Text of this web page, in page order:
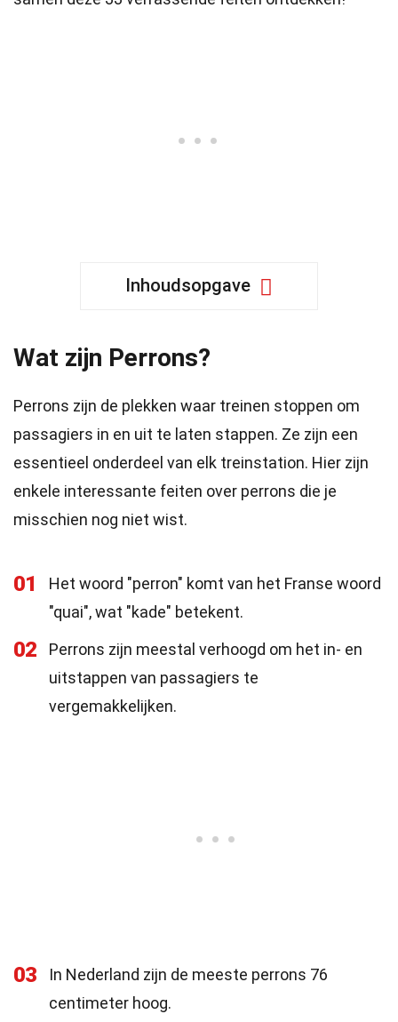
Inhoudsopgave
Wat zijn Perrons?
Perrons zijn de plekken waar treinen stoppen om
passagiers in en uit te laten stappen. Ze zijn een
essentieel onderdeel van elk treinstation. Hier zijn
enkele interessante feiten over perrons die je
misschien nog niet wist.
01
Het woord "perron" komt van het Franse woord
"quai", wat "kade" betekent.
02
Perrons zijn meestal verhoogd om het in- en
uitstappen van passagiers te
vergemakkelijken.
03
In Nederland zijn de meeste perrons 76
centimeter hoog.